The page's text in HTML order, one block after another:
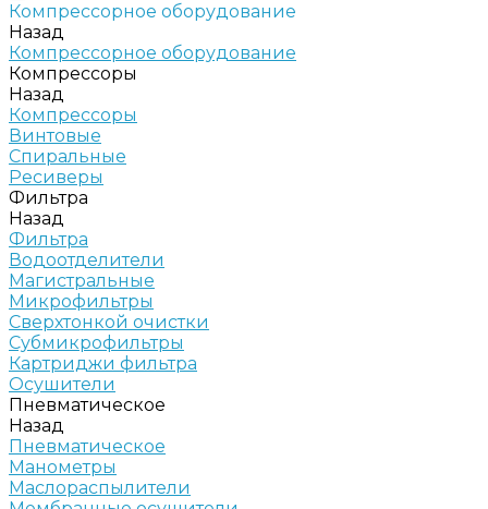
Компрессорное оборудование
Назад
Компрессорное оборудование
Компрессоры
Назад
Компрессоры
Винтовые
Спиральные
Ресиверы
Фильтра
Назад
Фильтра
Водоотделители
Магистральные
Микрофильтры
Сверхтонкой очистки
Субмикрофильтры
Картриджи фильтра
Осушители
Пневматическое
Назад
Пневматическое
Манометры
Маслораспылители